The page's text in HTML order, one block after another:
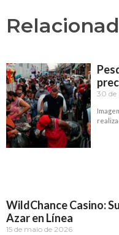
30 de
WildChance Casino:
Azar en Línea
15 de maio de 2026